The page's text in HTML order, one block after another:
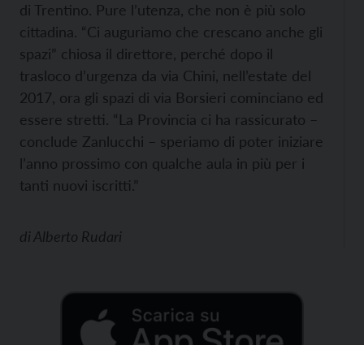
di Trentino. Pure l’utenza, che non è più solo
cittadina. “Ci auguriamo che crescano anche gli
spazi” chiosa il direttore, perché dopo il
trasloco d’urgenza da via Chini, nell’estate del
2017, ora gli spazi di via Borsieri cominciano ed
essere stretti. “La Provincia ci ha rassicurato –
conclude Zanlucchi – speriamo di poter iniziare
l’anno prossimo con qualche aula in più per i
tanti nuovi iscritti.”
diAlberto Rudari